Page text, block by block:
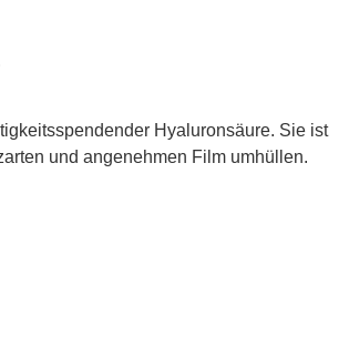
Hyaluronsäure. Sie ist
und angenehmen Film umhüllen.